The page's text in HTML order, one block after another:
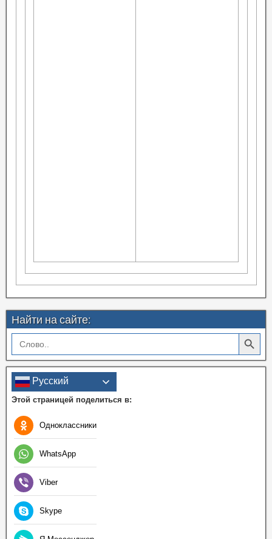
Найти на сайте:
Search
for:
Search Button
Русский
Этой страницей поделиться в:
Одноклассники
WhatsApp
Viber
Skype